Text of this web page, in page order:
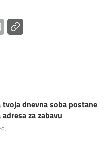
tvoja dnevna soba postane
za zabavu